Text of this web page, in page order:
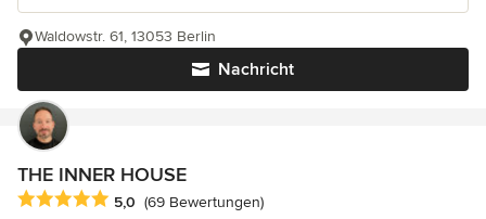
Nachricht
Waldowstr. 61, 13053 Berlin
THE INNER HOUSE
Durchschnittliche Bewertung: 5 von 5 Sternen
5,0 (69 Bewertungen)